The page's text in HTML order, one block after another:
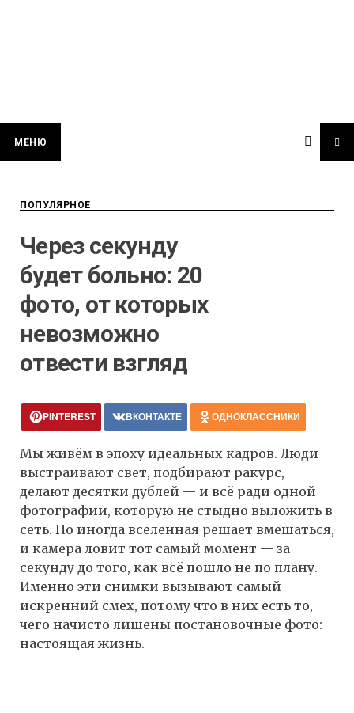
МЕНЮ
ПОПУЛЯРНОЕ
Через секунду
будет больно: 20
фото, от которых
невозможно
отвести взгляд
PINTEREST ВКОНТАКТЕ ОДНОКЛАССНИКИ
Мы живём в эпоху идеальных кадров. Люди
выстраивают свет, подбирают ракурс,
делают десятки дублей — и всё ради одной
фотографии, которую не стыдно выложить в
сеть. Но иногда вселенная решает вмешаться,
и камера ловит тот самый момент — за
секунду до того, как всё пошло не по плану.
Именно эти снимки вызывают самый
искренний смех, потому что в них есть то,
чего начисто лишены постановочные фото:
настоящая жизнь.